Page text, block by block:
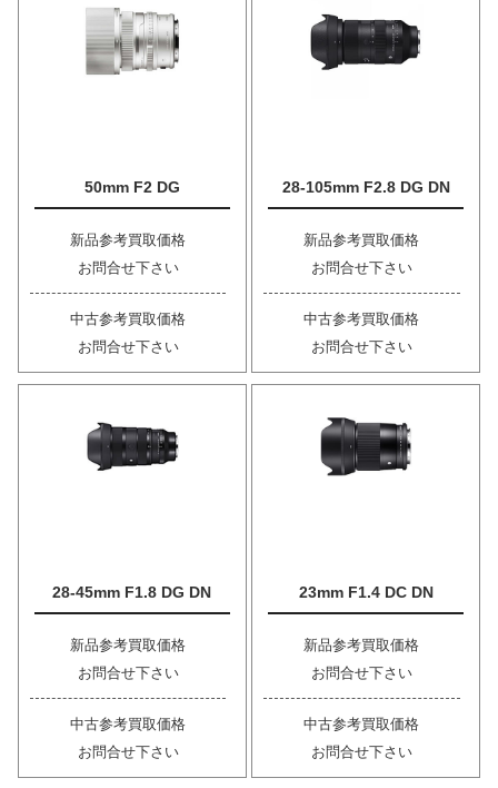
50mm F2 DG
新品参考買取価格
お問合せ下さい
中古参考買取価格
お問合せ下さい
28-105mm F2.8 DG DN
新品参考買取価格
お問合せ下さい
中古参考買取価格
お問合せ下さい
28-45mm F1.8 DG DN
新品参考買取価格
お問合せ下さい
中古参考買取価格
お問合せ下さい
23mm F1.4 DC DN
新品参考買取価格
お問合せ下さい
中古参考買取価格
お問合せ下さい